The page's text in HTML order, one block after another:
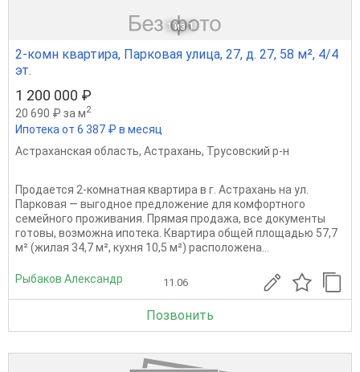
1 из 1
2-комн квартира, Парковая улица, 27, д. 27, 58 м², 4/4
эт.
1 200 000 ₽
20 690 ₽ за м2
Ипотека от 6 387 ₽ в месяц
Астраханская область, Астрахань, Трусовский р-н
Продается 2-комнатная квартира в г. Астрахань на ул.
Парковая — выгодное предложение для комфортного
семейного проживания. Прямая продажа, все документы
готовы, возможна ипотека. Квартира общей площадью 57,7
м² (жилая 34,7 м², кухня 10,5 м²) расположена...
Рыбаков Александр 11.06
Позвонить